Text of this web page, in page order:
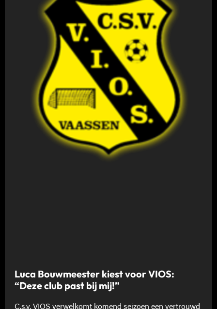
Luca Bouwmeester kiest voor VIOS:
“Deze club past bij mij!”
C.s.v. VIOS verwelkomt komend seizoen een vertrouwd